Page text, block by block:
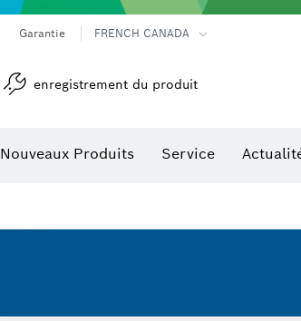
Garantie FRENCH CANADA
enregistrement du produit
Nouveaux Produits Service